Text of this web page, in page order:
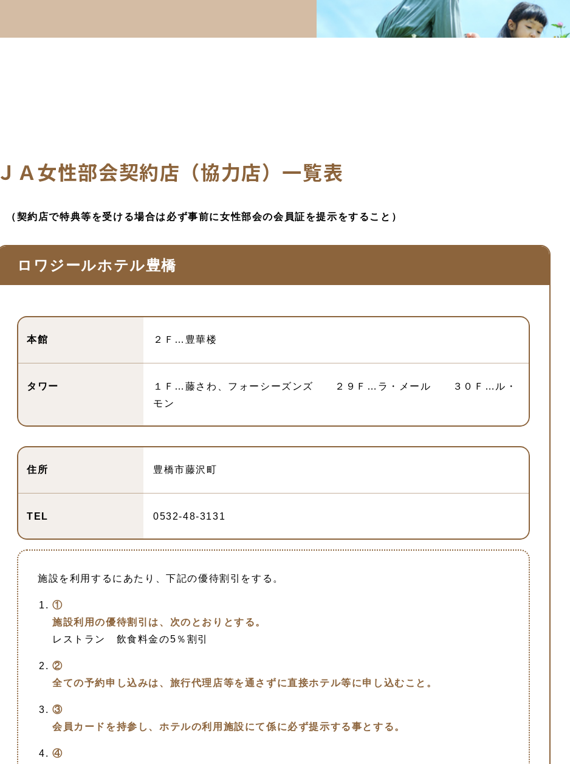
ＪＡ女性部会契約店（協力店）一覧表
（契約店で特典等を受ける場合は必ず事前に女性部会の会員証を提示をすること）
ロワジールホテル豊橋
本館 ２Ｆ…豊華楼
タワー
１Ｆ…藤さわ、フォーシーズンズ ２９Ｆ…ラ・メール ３０Ｆ…ル・
モン
住所 豊橋市藤沢町
TEL 0532-48-3131
施設を利用するにあたり、下記の優待割引をする。
①
施設利用の優待割引は、次のとおりとする。
レストラン 飲食料金の5％割引
②
全ての予約申し込みは、旅行代理店等を通さずに直接ホテル等に申し込むこと。
③
会員カードを持参し、ホテルの利用施設にて係に必ず提示する事とする。
④